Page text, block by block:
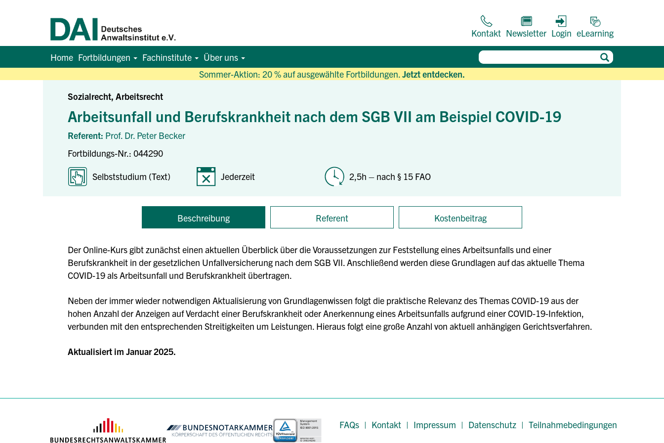
Sommer-Aktion: 20 % auf ausgewählte Fortbildungen.Jetzt entdecken.
Kontakt Newsletter Login eLearning
Home Fortbildungen Fachinstitute Über uns
Sozialrecht, Arbeitsrecht
Arbeitsunfall und Berufskrankheit nach dem SGB VII am Beispiel COVID-19
Referent: Prof. Dr. Peter Becker
Fortbildungs-Nr.: 044290
Selbststudium (Text) Jederzeit 2,5h – nach § 15 FAO
Beschreibung Referent Kostenbeitrag
Der Online-Kurs gibt zunächst einen aktuellen Überblick über die Voraussetzungen zur Feststellung eines Arbeitsunfalls und einer
Berufskrankheit in der gesetzlichen Unfallversicherung nach dem SGB VII. Anschließend werden diese Grundlagen auf das aktuelle Thema
COVID-19 als Arbeitsunfall und Berufskrankheit übertragen.
Neben der immer wieder notwendigen Aktualisierung von Grundlagenwissen folgt die praktische Relevanz des Themas COVID-19 aus der
hohen Anzahl der Anzeigen auf Verdacht einer Berufskrankheit oder Anerkennung eines Arbeitsunfalls aufgrund einer COVID-19-Infektion,
verbunden mit den entsprechenden Streitigkeiten um Leistungen. Hieraus folgt eine große Anzahl von aktuell anhängigen Gerichtsverfahren.
Aktualisiert im Januar 2025.
FAQs | Kontakt | Impressum | Datenschutz | Teilnahmebedingungen